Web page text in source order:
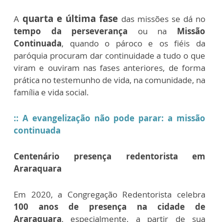
A quarta e última fase das missões se dá no
tempo da perseverança ou na Missão
Continuada, quando o pároco e os fiéis da
paróquia procuram dar continuidade a tudo o que
viram e ouviram nas fases anteriores, de forma
prática no testemunho de vida, na comunidade, na
família e vida social.
:: A evangelização não pode parar: a missão
continuada
Centenário presença redentorista em
Araraquara
Em 2020, a Congregação Redentorista celebra
100 anos de presença na cidade de
Araraquara, especialmente, a partir de sua